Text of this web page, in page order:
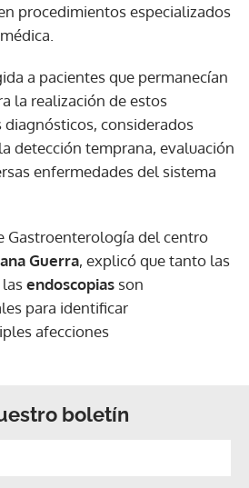
procedimientos especializados
a pacientes que permanecían
la realización de estos
considerados
detección temprana, evaluación
enfermedades del sistema
Gastroenterología del centro
Guerra, explicó que tanto las
endoscopias son
para identificar
afecciones
boletín